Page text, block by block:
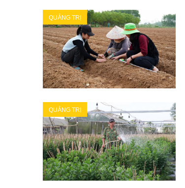
QUẢNG TRỊ
QUẢNG TRỊ